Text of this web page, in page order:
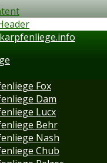
karpfenliege.info
Fox
Dam
Lucx
Behr
Nash
Chub